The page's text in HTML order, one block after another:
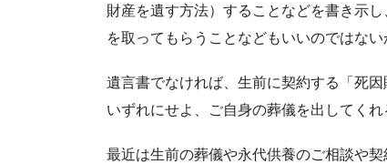
財産を遺す方法）することなどを書き示
を取ってもらうことなどもいいのではない
遺言書でなければ、生前に契約する「死
いずれにせよ、ご自身の葬儀を出してく
最近は生前の葬儀や永代供養のご相談や契